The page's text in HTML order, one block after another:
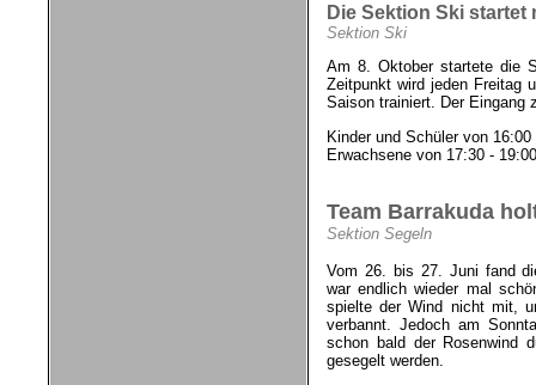
Die Sektion Ski
Sektion Ski
Am 8. Oktober startete die
Zeitpunkt wird jeden Freitag
Saison trainiert. Der Eingang
Kinder und Schüler von 16:00
Erwachsene von 17:30 -
Team Barrakuda
Sektion Segeln
Vom 26. bis 27. Juni fand
war endlich wieder mal
spielte der Wind nicht mit,
verbannt. Jedoch am
schon bald der Rosenwind
gesegelt werden.